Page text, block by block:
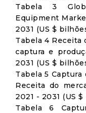
Tabela 3
Equipment
2031 (US $
Tabela 4 Receita
captura e
2031 (US $
Tabela 5
Receita do
2021 - 2031 (US
Tabela 6